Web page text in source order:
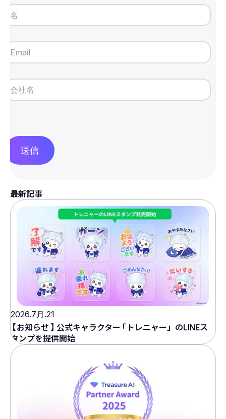
送信
最新記事
2026.7月.21
【お知らせ 】 公式キャラクター 「 トレニャー」のLINEス
タンプを提供開始